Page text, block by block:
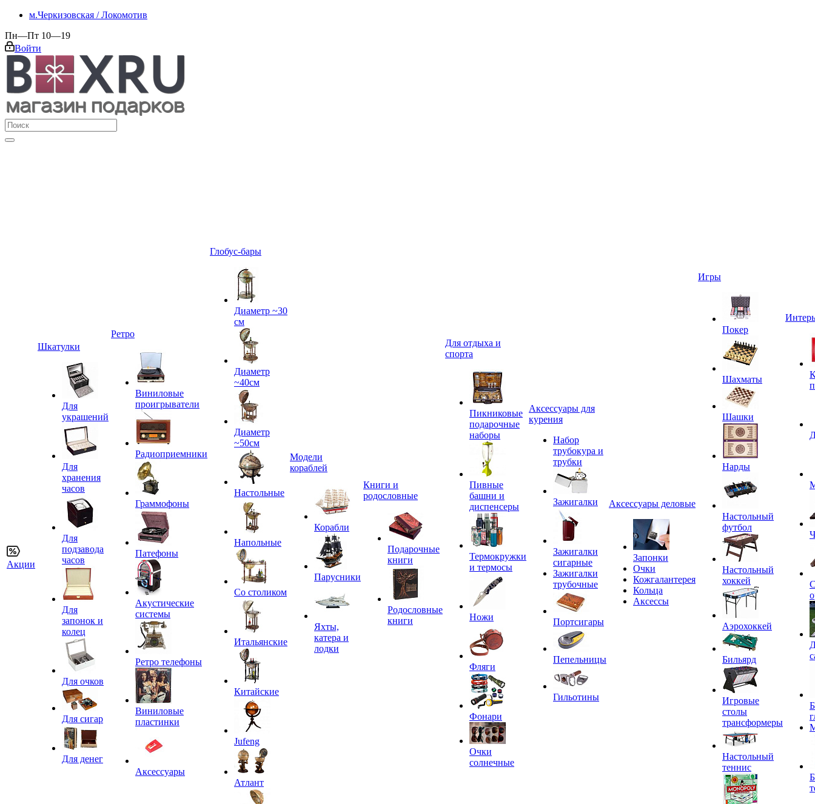
м.Черкизовская / Локомотив
Пн—Пт 10—19
Войти
Акции
Шкатулки
Для
украшений
Для
хранения
часов
Для
подзавода
часов
Для
запонок и
колец
Для очков
Для сигар
Для денег
Ретро
Виниловые
проигрыватели
Радиоприемники
Граммофоны
Патефоны
Акустические
системы
Ретро телефоны
Виниловые
пластинки
Аксессуары
Глобус-бары
Диаметр ~30
см
Диаметр
~40см
Диаметр
~50см
Настольные
Напольные
Со столиком
Итальянские
Китайские
Jufeng
Атлант
Модели
кораблей
Корабли
Парусники
Яхты,
катера и
лодки
Книги и
родословные
Подарочные
книги
Родословные
книги
Для отдыха и
спорта
Пикниковые
подарочные
наборы
Пивные
башни и
диспенсеры
Термокружки
и термосы
Ножи
Фляги
Фонари
Очки
солнечные
Аксессуары для
курения
Набор
трубокура и
трубки
Зажигалки
Зажигалки
сигарные
Зажигалки
трубочные
Портсигары
Пепельницы
Гильотины
Аксессуары деловые
Запонки
Очки
Кожгалантерея
Кольца
Аксессы
Игры
Покер
Шахматы
Шашки
Нарды
Настольный
футбол
Настольный
хоккей
Аэрохоккей
Бильярд
Игровые
столы
трансформеры
Настольный
теннис